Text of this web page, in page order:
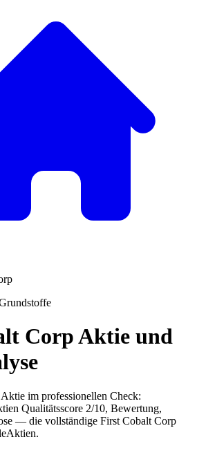
CorpAktie und
Aktie im professionellen Check:
Qualitätsscore 2/10, Bewertung,
— die vollständige First Cobalt Corp